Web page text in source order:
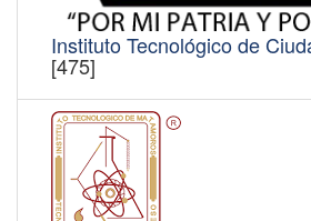
Instituto Tecnológico de
[475]